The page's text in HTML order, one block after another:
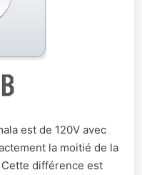
est de 120V avec
la moitié de la
différence est